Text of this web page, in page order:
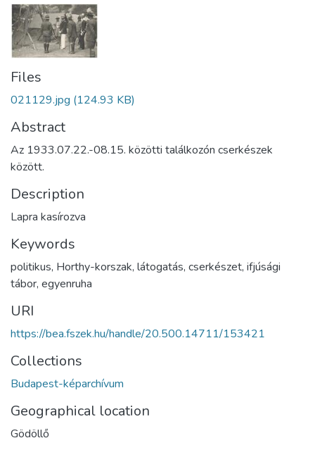
Files
021129.jpg (124.93 KB)
Abstract
Az 1933.07.22.-08.15. közötti találkozón cserkészek
között.
Description
Lapra kasírozva
Keywords
politikus, Horthy-korszak, látogatás, cserkészet, ifjúsági
tábor, egyenruha
URI
https://bea.fszek.hu/handle/20.500.14711/153421
Collections
Budapest-képarchívum
Geographical location
Gödöllő